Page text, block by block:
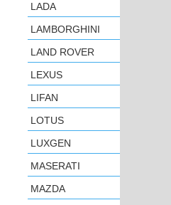
LADA
LAMBORGHINI
LAND ROVER
LEXUS
LIFAN
LOTUS
LUXGEN
MASERATI
MAZDA